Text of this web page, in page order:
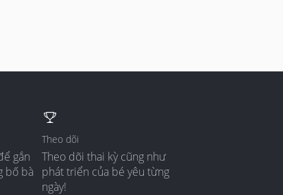
gắn
bố bà
Theo dõi
Theo dõi thai kỳ cũng như
phát triển của bé yêu từng
ngày!